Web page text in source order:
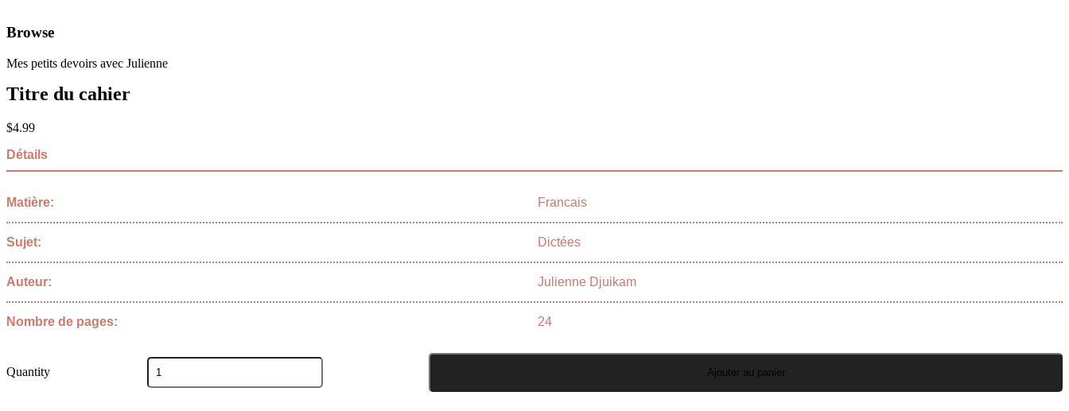
Browse
Mes petits devoirs avec Julienne
Titre du cahier
$4.99
Détails
Matière: Francais
Sujet: Dictées
Auteur: Julienne Djuikam
Nombre de pages: 24
Quantity
quantité
de
Titre
Ajouter au panier